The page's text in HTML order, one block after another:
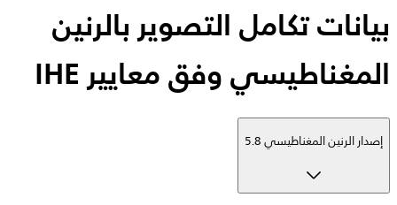
بيانات تكامل التصوير بالرنين
المغناطيسي وفق معايير IHE
إصدار الرنين المغناطيسي 5.8